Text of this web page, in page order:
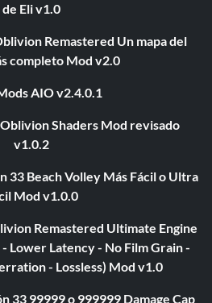
de Eli v1.0
Remastered Un mapa del
completo Mod v2.0
AIO v2.4.0.1
Shaders Mod revisado
v1.0.2
33 Beach Volley Más Fácil o Ultra
Mod v1.0.0
Remastered Ultimate Engine
Lower Latency - No Film Grain -
- Lossless) Mod v1.0
33 99999 o 999999 Damage Cap